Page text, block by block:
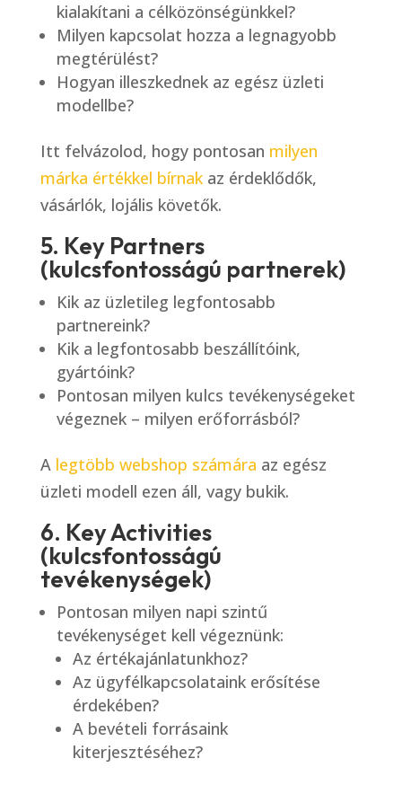
kialakítani a célközönségünkkel?
Milyen kapcsolat hozza a legnagyobb
megtérülést?
Hogyan illeszkednek az egész üzleti
modellbe?
Itt felvázolod, hogy pontosan milyen
márka értékkel bírnakaz érdeklődők,
vásárlók, lojális követők.
5. Key Partners
(kulcsfontosságú partnerek)
Kik az üzletileg legfontosabb
partnereink?
Kik a legfontosabb beszállítóink,
gyártóink?
Pontosan milyen kulcs tevékenységeket
végeznek – milyen erőforrásból?
A legtöbb webshop számára az egész
üzleti modell ezen áll, vagy bukik.
6. Key Activities
(kulcsfontosságú
tevékenységek)
Pontosan milyen napi szintű
tevékenységet kell végeznünk:
Az értékajánlatunkhoz?
Az ügyfélkapcsolataink erősítése
érdekében?
A bevételi forrásaink
kiterjesztéséhez?